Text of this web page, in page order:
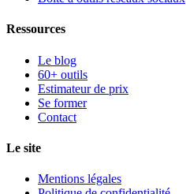
Ressources
Le blog
60+ outils
Estimateur de prix
Se former
Contact
Le site
Mentions légales